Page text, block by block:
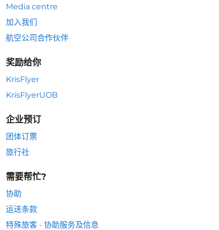
Media centre
加入我们
航空公司合作伙伴
奖励给你
KrisFlyer
KrisFlyerUOB
企业预订
团体订票
旅行社
需要帮忙?
协助
运送条款
特殊旅客 - 协助服务及信息